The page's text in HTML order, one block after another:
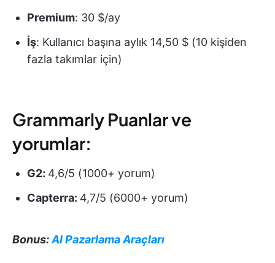
Premium: 30 $/ay
İş: Kullanıcı başına aylık 14,50 $ (10 kişiden
fazla takımlar için)
Grammarly Puanlar ve
yorumlar:
G2: 4,6/5 (1000+ yorum)
Capterra: 4,7/5 (6000+ yorum)
Bonus:AI Pazarlama Araçları